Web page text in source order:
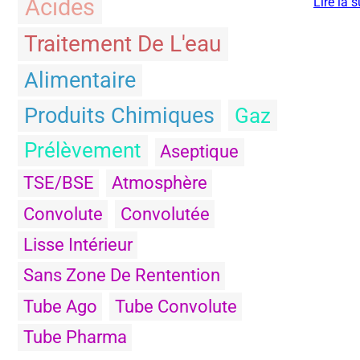
Acides
Traitement De L'eau
Alimentaire
Produits Chimiques
Gaz
Prélèvement
Aseptique
TSE/BSE
Atmosphère
Convolute
Convolutée
Lisse Intérieur
Sans Zone De Rentention
Tube Ago
Tube Convolute
Tube Pharma